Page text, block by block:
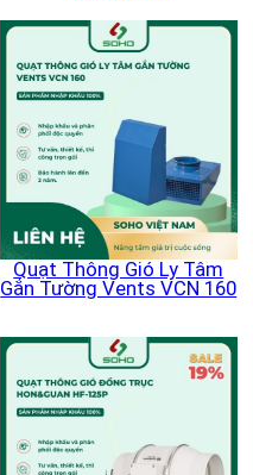
Quạt Thông Gió Ly Tâm
Gắn Tường Vents VCN 160